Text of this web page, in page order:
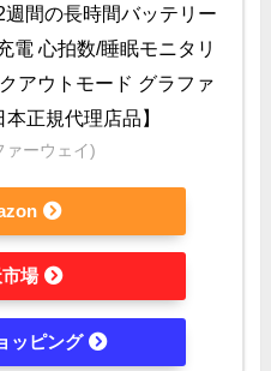
間の長時間バッテリー
電 心拍数/睡眠モニタリ
アウトモード グラファ
正規代理店品】
ァーウェイ)
場
ッピング